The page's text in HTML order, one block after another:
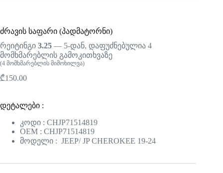
ძრავის საფარი (პადმატორნი)
რეიტინგი 3.25 — 5-დან, დაფუძნებულია 4
მომხმარებლის გამოკითხვაზე
(4 მომხმარებლის მიმოხილვა)
₾150.00
დეტალები :
კოდი : CHJP71514819
OEM : CHJP71514819
მოდელი : JEEP/ JP CHEROKEE 19-24